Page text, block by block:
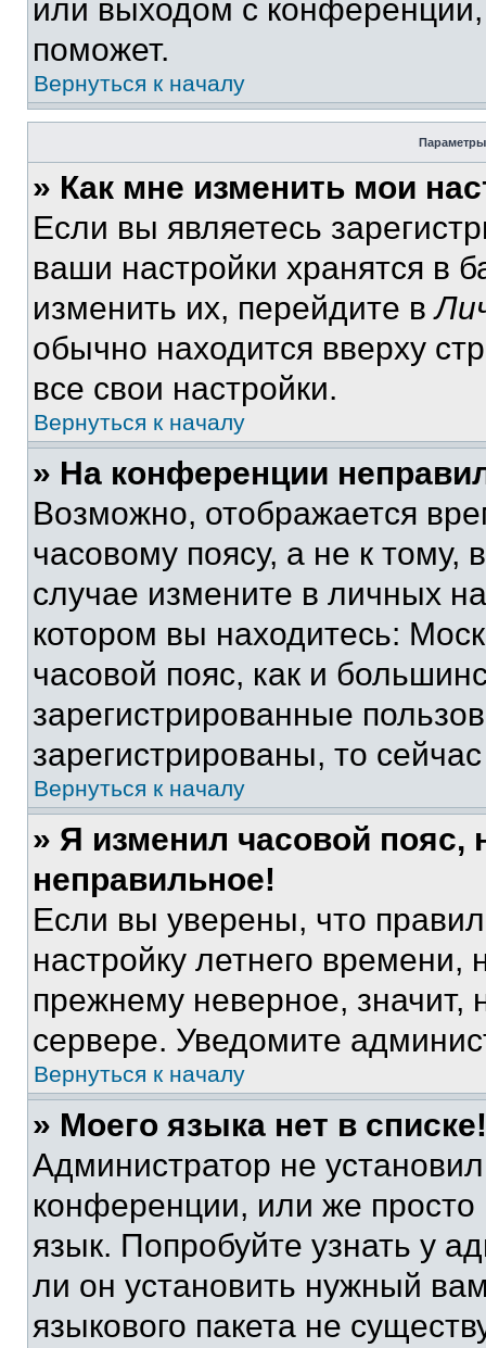
или выходом с
поможет.
Вернуться к началу
Параметры
» Как мне изменить мои
Если вы являетесь
ваши настройки хранятся в
изменить их, перейдите в
обычно находится вверху
все свои настройки.
Вернуться к началу
» На конференции
Возможно, отображается
часовому поясу, а не к тому,
случае измените в личных
котором вы находитесь:
часовой пояс, как и
зарегистрированные
зарегистрированы, то
Вернуться к началу
» Я изменил часовой пояс,
неправильное!
Если вы уверены, что
настройку летнего
прежнему неверное, значит,
сервере. Уведомите
Вернуться к началу
» Моего языка нет в списке!
Администратор не
конференции, или же
язык. Попробуйте узнать у
ли он установить нужный
языкового пакета не